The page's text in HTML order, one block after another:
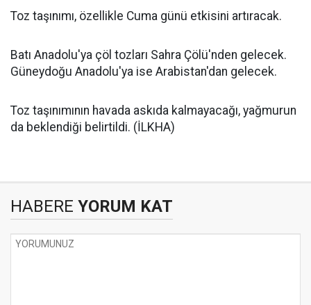
Toz taşınımı, özellikle Cuma günü etkisini artıracak.
Batı Anadolu'ya çöl tozları Sahra Çölü'nden gelecek.
Güneydoğu Anadolu'ya ise Arabistan'dan gelecek.
Toz taşınımının havada askıda kalmayacağı, yağmurun
da beklendiği belirtildi. (İLKHA)
HABERE YORUM KAT